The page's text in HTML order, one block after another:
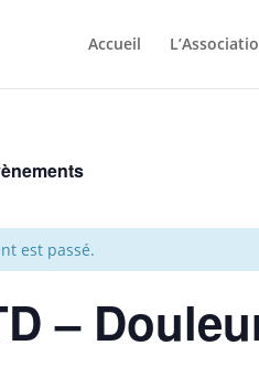
Accueil
est passé.
–